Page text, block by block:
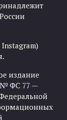
Instagram)
издание
№ ФС 77 —